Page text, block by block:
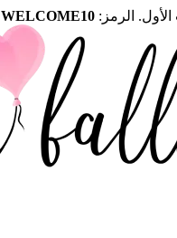
WELCOME10